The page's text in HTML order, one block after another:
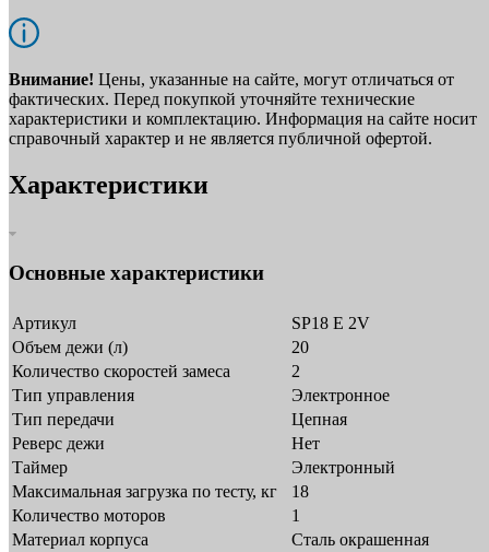
Внимание! Цены, указанные на сайте, могут отличаться от
фактических. Перед покупкой уточняйте технические
характеристики и комплектацию. Информация на сайте носит
справочный характер и не является публичной офертой.
Характеристики
Основные характеристики
Артикул
SP18 E 2V
Объем дежи (л)
20
Количество скоростей замеса
2
Тип управления
Электронное
Тип передачи
Цепная
Реверс дежи
Нет
Таймер
Электронный
Максимальная загрузка по тесту, кг
18
Количество моторов
1
Материал корпуса
Сталь окрашенная